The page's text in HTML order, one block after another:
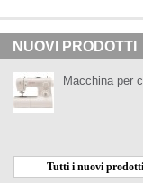
NUOVI PRODOTTI
Macchina per
Tutti i nuovi prodotti